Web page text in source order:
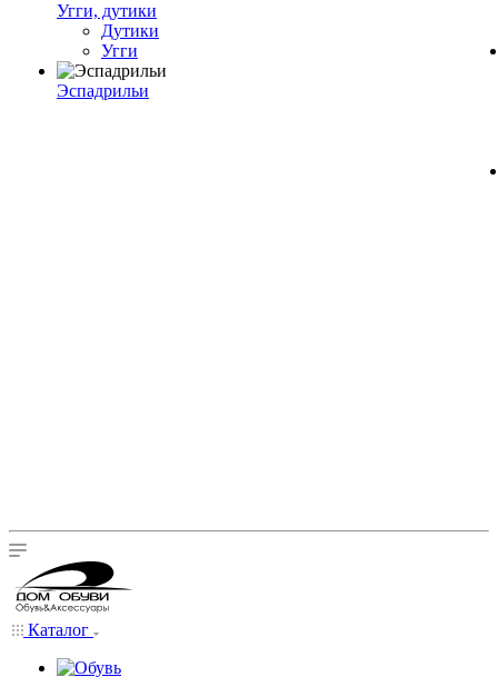
Угги, дутики
Дутики
Угги
Эспадрильи
Каталог